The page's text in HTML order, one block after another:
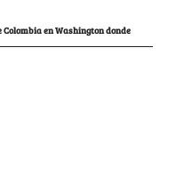
Colombia en Washington donde